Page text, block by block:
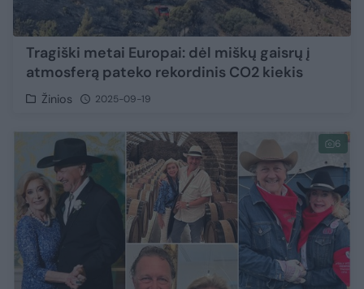
Tragiški metai Europai: dėl miškų gaisrų į
atmosferą pateko rekordinis CO2 kiekis
Žinios 2025-09-19
6